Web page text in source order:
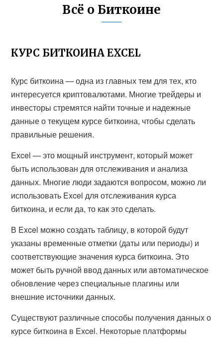
Всё о Биткоине
КУРС БИТКОИНА EXCEL
Курс биткоина — одна из главных тем для тех, кто
интересуется криптовалютами. Многие трейдеры и
инвесторы стремятся найти точные и надежные
данные о текущем курсе биткоина, чтобы сделать
правильные решения.
Excel — это мощный инструмент, который может
быть использован для отслеживания и анализа
данных. Многие люди задаются вопросом, можно ли
использовать Excel для отслеживания курса
биткоина, и если да, то как это сделать.
В Excel можно создать таблицу, в которой будут
указаны временные отметки (даты или периоды) и
соответствующие значения курса биткоина. Это
может быть ручной ввод данных или автоматическое
обновление через специальные плагины или
внешние источники данных.
Существуют различные способы получения данных о
курсе биткоина в Excel. Некоторые платформы